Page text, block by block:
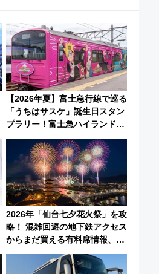
【2026年夏】富士急行線で巡る
「うちはサスケ」誕生日スタン
プラリー！富士急ハイランド限
定グルメ＆グッズ徹底ガイド
2026年「仙台七夕花火祭」を攻
略！ 混雑回避の地下鉄アクセス
からまだ買える有料席情報、花
火前に楽しむ仙台観光ルートま
で解説！